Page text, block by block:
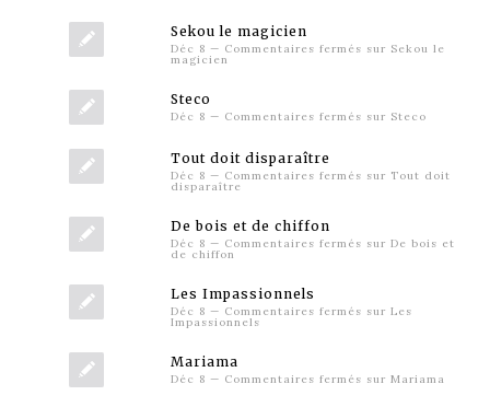
Sekou le magicien
Déc 8 — Commentaires fermés sur Sekou le
magicien
Steco
Déc 8 — Commentaires fermés sur Steco
Tout doit disparaître
Déc 8 — Commentaires fermés sur Tout doit
disparaître
De bois et de chiffon
Déc 8 — Commentaires fermés sur De bois et
de chiffon
Les Impassionnels
Déc 8 — Commentaires fermés sur Les
Impassionnels
Mariama
Déc 8 — Commentaires fermés sur Mariama